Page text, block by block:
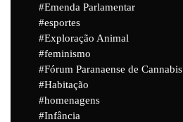
Emenda Parlamentar
esportes
Exploração Animal
feminismo
Fórum Paranaense de Cannabis
Habitação
homenagens
Infância